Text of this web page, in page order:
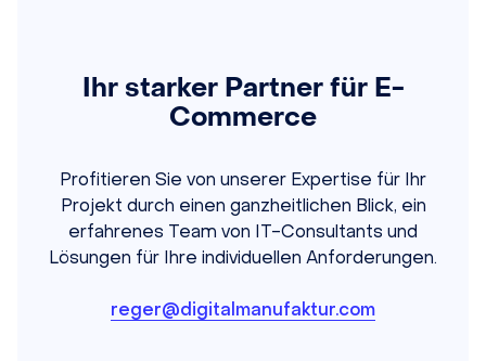
Ihr starker Partner für E-
Commerce
Profitieren Sie von unserer Expertise für Ihr
Projekt durch einen ganzheitlichen Blick, ein
erfahrenes Team von IT-Consultants und
Lösungen für Ihre individuellen Anforderungen.
reger@digitalmanufaktur.com